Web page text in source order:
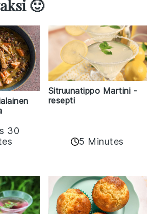
🙂
30
Sitruunatippo Martini -
resepti
5 Minutes